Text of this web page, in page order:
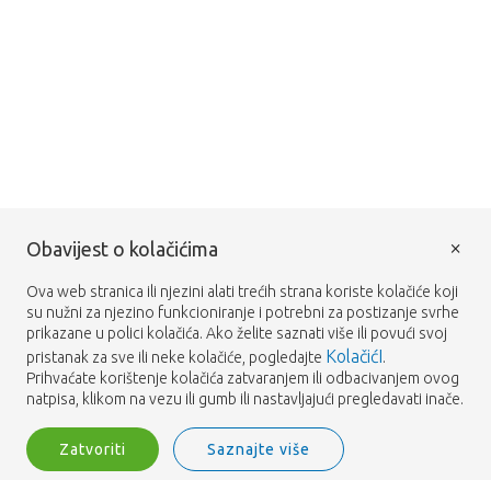
Obavijest o kolačićima
Ova web stranica ili njezini alati trećih strana koriste kolačiće koji
su nužni za njezino funkcioniranje i potrebni za postizanje svrhe
prikazane u polici kolačića. Ako želite saznati više ili povući svoj
pristanak za sve ili neke kolačiće, pogledajte KolačićI.
Prihvaćate korištenje kolačića zatvaranjem ili odbacivanjem ovog
natpisa, klikom na vezu ili gumb ili nastavljajući pregledavati inače.
Zatvoriti Saznajte više
×